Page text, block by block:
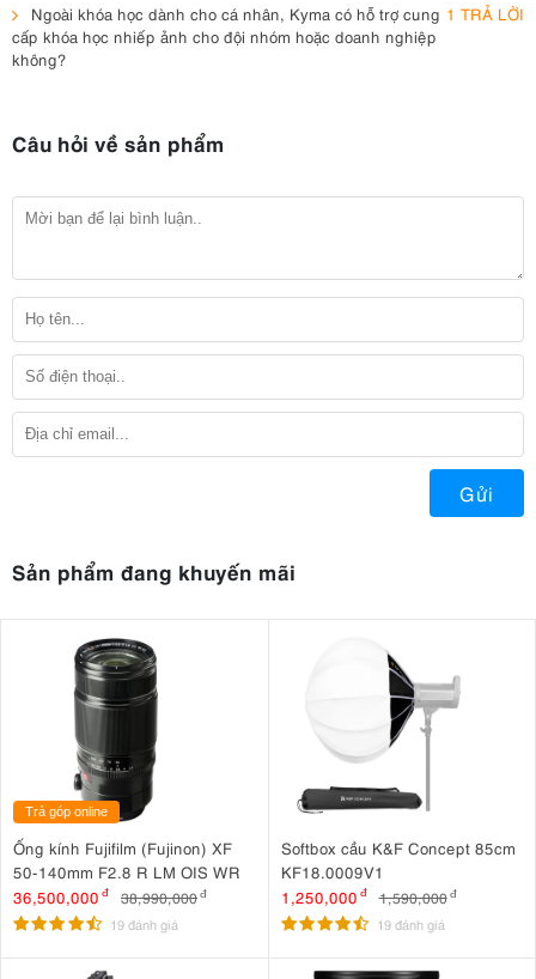
Ngoài khóa học dành cho cá nhân, Kyma có hỗ trợ cung
cấp khóa học nhiếp ảnh cho đội nhóm hoặc doanh nghiệp
không?
1 TRẢ LỜI
Câu hỏi về sản phẩm
Gửi
Sản phẩm đang khuyến mãi
Trả góp online
Ống kính Fujifilm (Fujinon) XF
50-140mm F2.8 R LM OIS WR
36,500,000 đ 38,990,000đ
19 đánh giá
Softbox cầu K&F Concept 85cm
KF18.0009V1
1,250,000 đ 1,590,000 đ
19 đánh giá